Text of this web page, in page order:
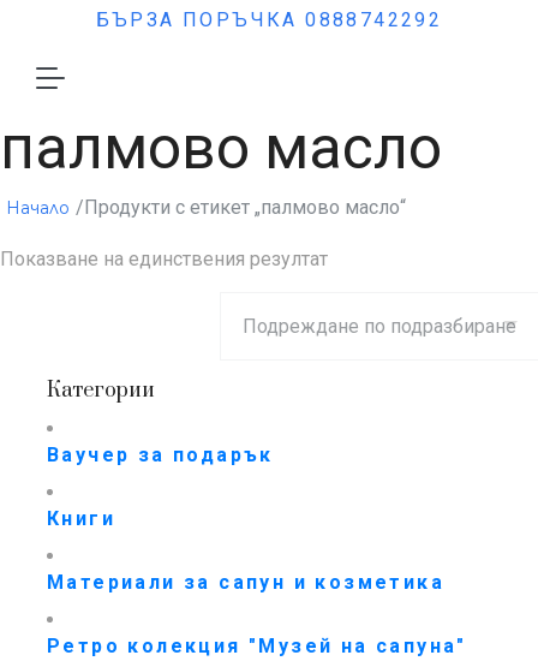
БЪРЗА ПОРЪЧКА 0888742292
палмово масло
Начало /Продукти с етикет „палмово масло“
Показване на единствения резултат
Категории
Ваучер за подарък
Книги
Материали за сапун и козметика
Ретро колекция "Музей на сапуна"